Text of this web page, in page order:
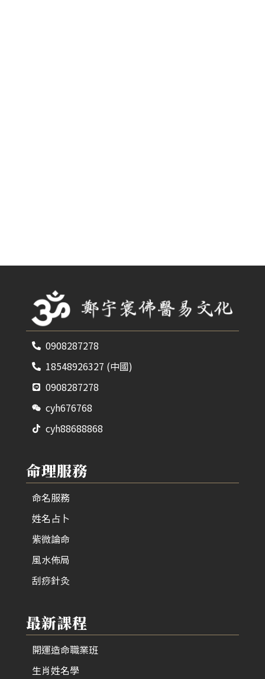
0908287278
18548926327 (中國)
0908287278
cyh676768
cyh88688868
命理服務
命名服務
姓名占卜
紫微論命
風水佈局
刮痧針灸
最新課程
開運造命職業班
生肖姓名學